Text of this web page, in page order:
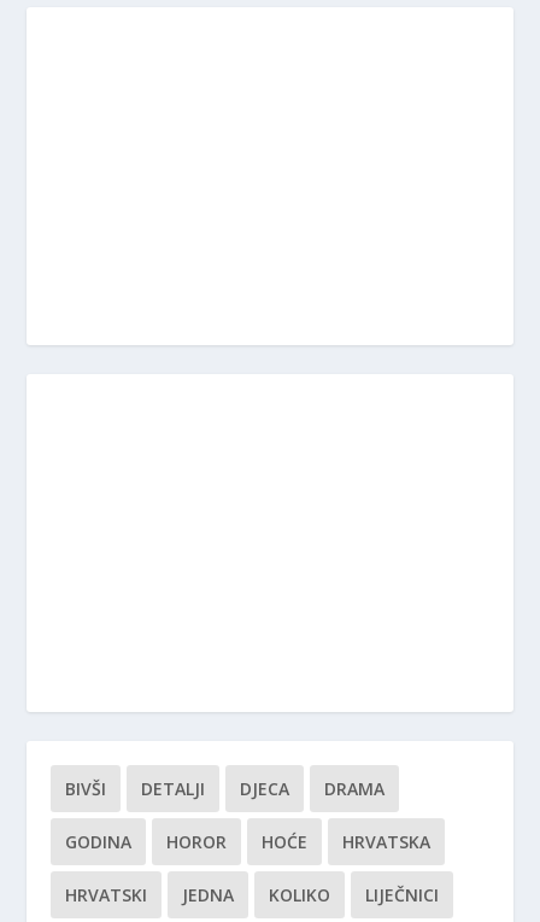
BIVŠI DETALJI DJECA DRAMA
GODINA HOROR HOĆE HRVATSKA
HRVATSKI JEDNA KOLIKO LIJEČNICI